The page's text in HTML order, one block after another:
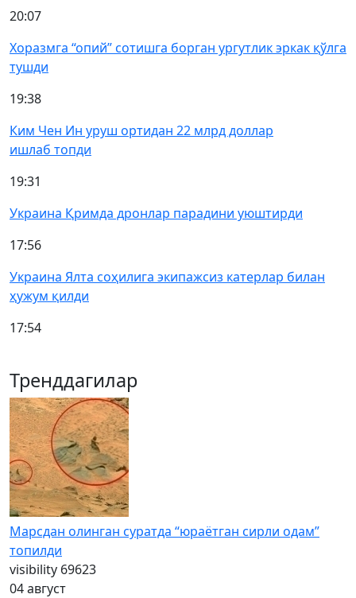
20:07
Хоразмга “опий” сотишга борган ургутлик эркак қўлга
тушди
19:38
Ким Чен Ин уруш ортидан 22 млрд доллар
ишлаб топди
19:31
Украина Қримда дронлар парадини уюштирди
17:56
Украина Ялта соҳилига экипажсиз катерлар билан
ҳужум қилди
17:54
Тренддагилар
Марсдан олинган суратда “юраётган сирли одам”
топилди
visibility 69623
04 август